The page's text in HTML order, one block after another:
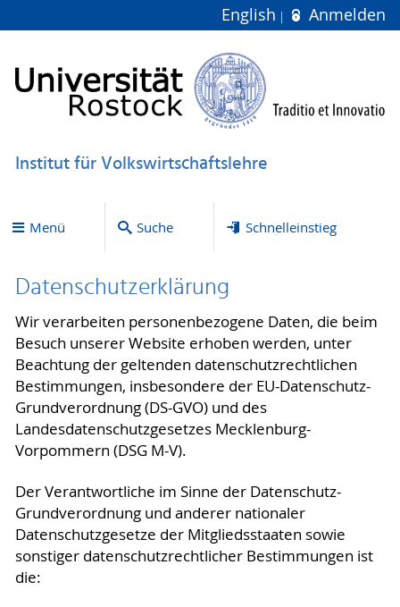
English Anmelden
Institut für Volkswirtschaftslehre
Menü Suche Schnelleinstieg
Datenschutzerklärung
Wir verarbeiten personenbezogene Daten, die beim
Besuch unserer Website erhoben werden, unter
Beachtung der geltenden datenschutzrechtlichen
Bestimmungen, insbesondere der EU-Datenschutz-
Grundverordnung (DS-GVO) und des
Landesdatenschutzgesetzes Mecklenburg-
Vorpommern (DSG M-V).
Der Verantwortliche im Sinne der Datenschutz-
Grundverordnung und anderer nationaler
Datenschutzgesetze der Mitgliedsstaaten sowie
sonstiger datenschutzrechtlicher Bestimmungen ist
die: